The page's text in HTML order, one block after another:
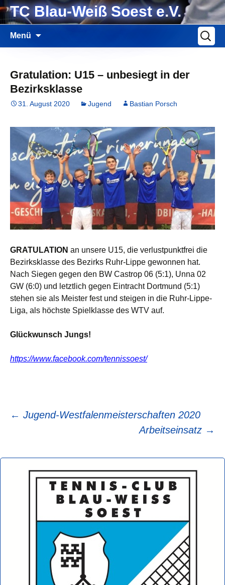
Zum
InhaltTC Blau-Weiß Soest e.V.
Menü
nach:
Gratulation: U15 – unbesiegt in der
Bezirksklasse
31. August 2020 Jugend Bastian Porsch
GRATULATION an unsere U15, die verlustpunktfrei die
Bezirksklasse des Bezirks Ruhr-Lippe gewonnen hat.
Nach Siegen gegen den BW Castrop 06 (5:1), Unna 02
GW (6:0) und letztlich gegen Eintracht Dortmund (5:1)
stehen sie als Meister fest und steigen in die Ruhr-Lippe-
Liga, als höchste Spielklasse des WTV auf.
Glückwunsch Jungs!
https://www.facebook.com/tennissoest/
Beitragsnavigation
← Jugend-Westfalenmeisterschaften 2020
Arbeitseinsatz →